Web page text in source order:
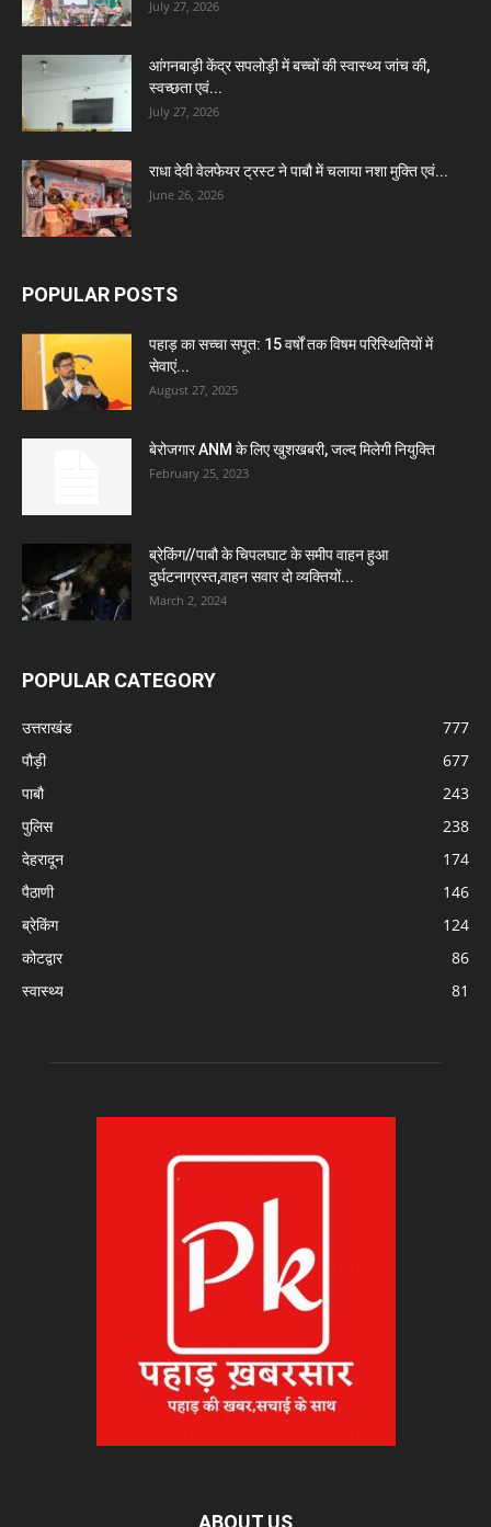
July 27, 2026
आंगनबाड़ी केंद्र सपलोड़ी में बच्चों की स्वास्थ्य जांच की,
स्वच्छता एवं...
July 27, 2026
राधा देवी वेलफेयर ट्रस्ट ने पाबौ में चलाया नशा मुक्ति एवं...
June 26, 2026
POPULAR POSTS
पहाड़ का सच्चा सपूत: 15 वर्षों तक विषम परिस्थितियों में
सेवाएं...
August 27, 2025
बेरोजगार ANM के लिए खुशखबरी, जल्द मिलेगी नियुक्ति
February 25, 2023
ब्रेकिंग//पाबौ के चिपलघाट के समीप वाहन हुआ
दुर्घटनाग्रस्त,वाहन सवार दो व्यक्तियों...
March 2, 2024
POPULAR CATEGORY
उत्तराखंड
777
पौड़ी
677
पाबौ
243
पुलिस
238
देहरादून
174
पैठाणी
146
ब्रेकिंग
124
कोटद्वार
86
स्वास्थ्य
81